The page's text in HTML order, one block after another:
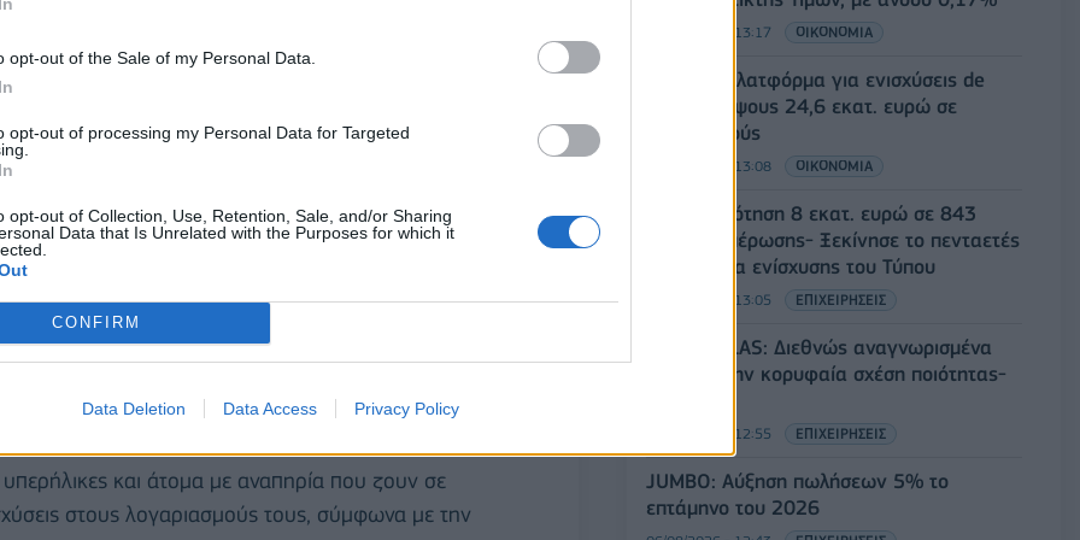
opt-out of the Sale of my Personal Data.
opt-out of processing my Personal Data for Targeted
opt-out of Collection, Use, Retention, Sale, and/or Sharing
Data that Is Unrelated with the Purposes for which it
CONFIRM
Data Deletion Data Access Privacy Policy
που θα καταβάλλεται κάθε Νοέμβριο χωρίς
και περιουσιακά κριτήρια.
υπερήλικες και άτομα με αναπηρία που ζουν σε
στους λογαριασμούς τους, σύμφωνα με την
06/08/2026 - 13:17 ΟΙΚΟΝΟΜΙΑ
Άνοιξε η πλατφόρμα για ενισχύσεις de
minimis ύψους 24,6 εκατ. ευρώ σε
παραγωγούς
06/08/2026 - 13:08 ΟΙΚΟΝΟΜΙΑ
Χρηματοδότηση 8 εκατ. ευρώ σε 843
μέσα ενημέρωσης- Ξεκίνησε το πενταετές
πρόγραμμα ενίσχυσης του Τύπου
06/08/2026 - 13:05 ΕΠΙΧΕΙΡΗΣΕΙΣ
LIDL HELLAS: Διεθνώς αναγνωρισμένα
κρασιά στην κορυφαία σχέση ποιότητας-
06/08/2026 - 12:55 ΕΠΙΧΕΙΡΗΣΕΙΣ
JUMBO: Αύξηση πωλήσεων 5% το
επτάμηνο του 2026